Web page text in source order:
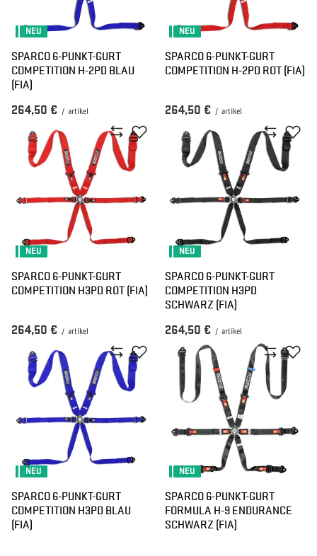
NEU
SPARCO 6-PUNKT-GURT
COMPETITION H-2PD BLAU
(FIA)
264,50 € / artikel
NEU
SPARCO 6-PUNKT-GURT
COMPETITION H-2PD ROT (FIA)
264,50 € / artikel
NEU
SPARCO 6-PUNKT-GURT
COMPETITION H3PD ROT (FIA)
264,50 € / artikel
NEU
SPARCO 6-PUNKT-GURT
COMPETITION H3PD
SCHWARZ (FIA)
264,50 € / artikel
NEU
SPARCO 6-PUNKT-GURT
COMPETITION H3PD BLAU
(FIA)
NEU
SPARCO 6-PUNKT-GURT
FORMULA H-9 ENDURANCE
SCHWARZ (FIA)